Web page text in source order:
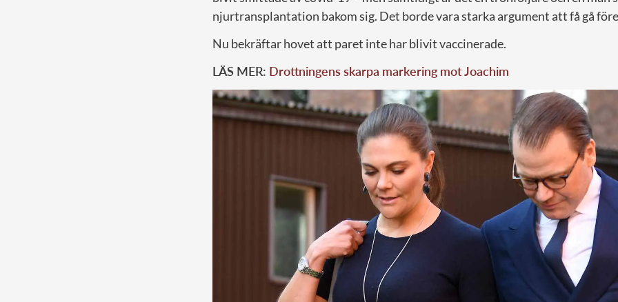
njurtransplantation bakom sig. Det borde vara starka argument att få gå
Nu bekräftar hovet att paret inte har blivit vaccinerade.
LÄS MER: Drottningens skarpa markering mot Joachim